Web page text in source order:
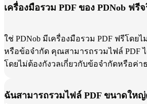
เครื่องมือรวม PDF ของ PDNob ฟรี
ใช่ PDNob มีเครื่องมือรวม PDF ฟรีโดย
หรือข้อจำกัด คุณสามารถรวมไฟล์ PDF
โดยไม่ต้องกังวลเกี่ยวกับข้อจำกัดหรือค่า
ฉันสามารถรวมไฟล์ PDF ขนาดใหญ่